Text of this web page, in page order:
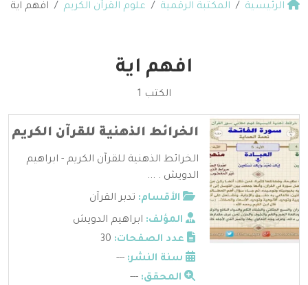
الرئيسية المكتبة الرقمية علوم القرآن الكريم افهم اية
افهم اية
الكتب 1
الخرائط الذهنية للقرآن الكريم
الخرائط الذهنية للقرآن الكريم - ابراهيم
الدويش . ...
الأقسام: تدبر القرآن
المؤلف: ابراهيم الدويش
عدد الصفحات:
سنة النشر: ---
المحقق: ---